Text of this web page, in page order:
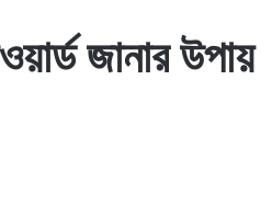
জানার উপায়